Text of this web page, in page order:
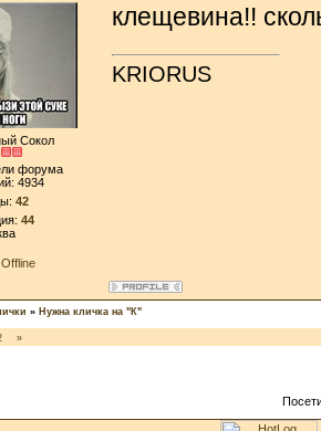
Сокол
форума
4934
42
44
Offline
клещевина!!
KRIORUS
» Нужна кличка на "К"
»